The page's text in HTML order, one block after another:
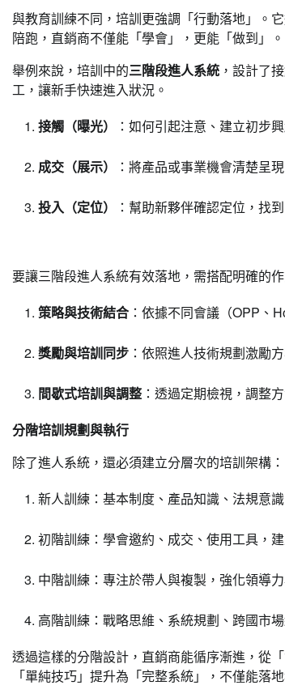
與教育訓練不同，培訓更強調「行動落地」。
陪跑，直銷商不僅能「學會」，更能「做到」。
舉例來說，培訓中的三階段進人系統 ，設計了
工，讓新手快速進入狀況。
接觸（曝光）
：如何引起注意、建立初步
成交（展示） ：將產品或事業機會清楚呈
投入（定位） ：幫助新夥伴確認定位，找
要讓三階段進人系統有效落地，需搭配明確的作
策略與技術結合 ：依據不同會議（OPP、
獎勵與培訓同步 ：依照進人技術規劃激勵
間歇式培訓與調整 ：透過定期檢視，調整
分階培訓規劃與執行
除了進人系統，還必須建立分層次的培訓架構：
新人訓練：基本制度、產品知識、法規意
初階訓練：學會邀約、成交、使用工具，
中階訓練：專注於帶人與複製，強化領導
高階訓練：戰略思維、系統規劃、跨國市
透過這樣的分階設計，直銷商能循序漸進，從
「單純技巧」提升為「完整系統」，不僅能落